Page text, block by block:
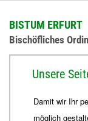
BISTUM ERFURT
Bischöfliches
+49 361 6572-
Unsere
Damit wir Ihr
möglich